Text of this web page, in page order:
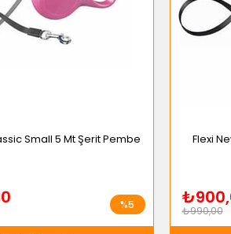
Small 5 Mt Şerit Pembe
%5
Flexi
₺990,00